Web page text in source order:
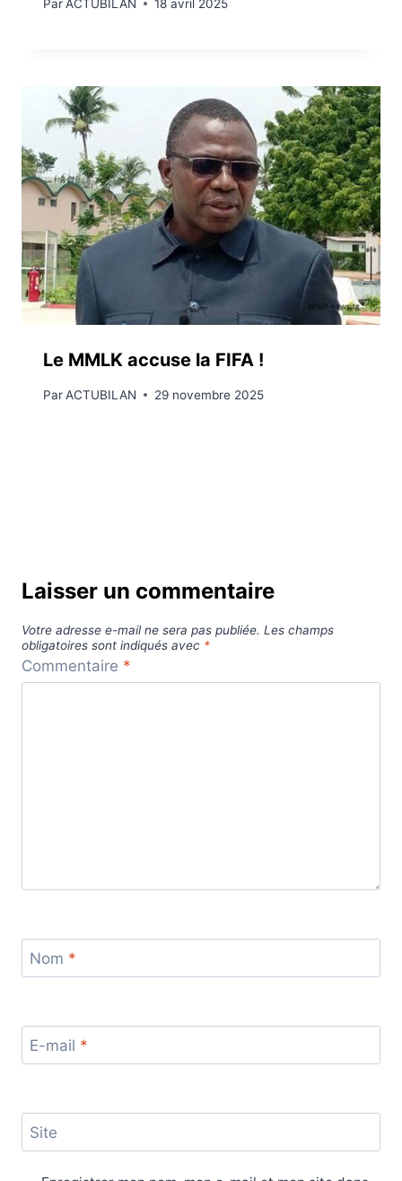
ParACTUBILAN 18 avril 2025
Le MMLK accuse la FIFA !
ParACTUBILAN 29 novembre 2025
Laisser un commentaire
Votre adresse e-mail ne sera pas publiée. Les champs
obligatoires sont indiqués avec *
Commentaire *
Nom *
E-mail *
Site